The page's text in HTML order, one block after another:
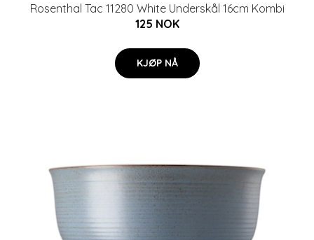
Rosenthal Tac 11280 White Underskål 16cm Kombi
125 NOK
KJØP NÅ